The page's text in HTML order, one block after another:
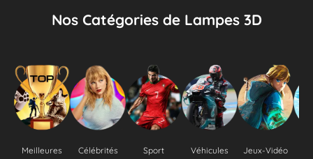
Nos Catégories de Lampes 3D
Meilleures
Célébrités Sport Véhicules Jeux-Vidéo